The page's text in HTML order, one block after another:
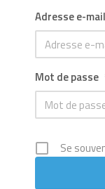
Adresse e-mail
Mot de passe
Se